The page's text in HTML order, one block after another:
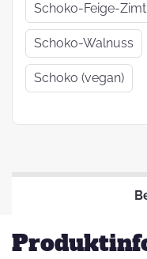
Schoko-Feige-Zimt
Schoko-Walnuss
Schoko (vegan)